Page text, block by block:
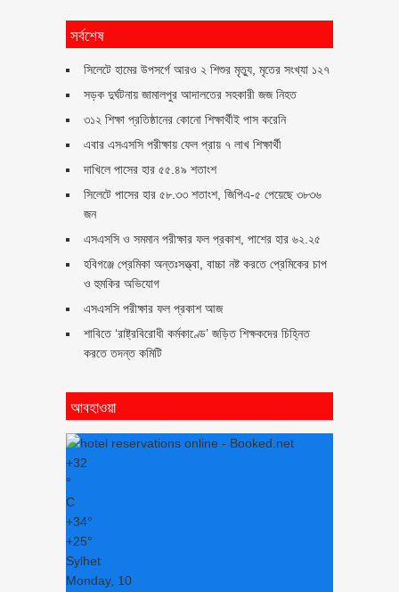
সর্বশেষ
সিলেটে হামের উপসর্গে আরও ২ শিশুর মৃত্যু, মৃতের সংখ্যা ১২৭
সড়ক দুর্ঘটনায় জামালপুর আদালতের সহকারী জজ নিহত
৩১২ শিক্ষা প্রতিষ্ঠানের কোনো শিক্ষার্থীই পাস করেনি
এবার এসএসসি পরীক্ষায় ফেল প্রায় ৭ লাখ শিক্ষার্থী
দাখিলে পাসের হার ৫৫.৪৯ শতাংশ
সিলেটে পাসের হার ৫৮.৩৩ শতাংশ, জিপিএ-৫ পেয়েছে ৩৮৩৬
জন
এসএসসি ও সমমান পরীক্ষার ফল প্রকাশ, পাশের হার ৬২.২৫
হবিগঞ্জে প্রেমিকা অন্তঃসত্ত্বা, বাচ্চা নষ্ট করতে প্রেমিকের চাপ
ও হুমকির অভিযোগ
এসএসসি পরীক্ষার ফল প্রকাশ আজ
শাবিতে ‘রাষ্ট্রবিরোধী কর্মকাণ্ডে’ জড়িত শিক্ষকদের চিহ্নিত
করতে তদন্ত কমিটি
আবহাওয়া
+32
°
C
+34°
+25°
Sylhet
Monday, 10